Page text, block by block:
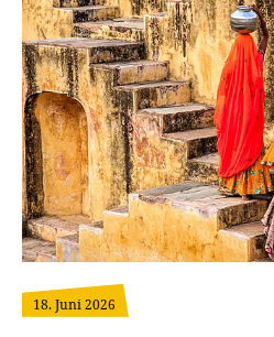
18. Juni 2026